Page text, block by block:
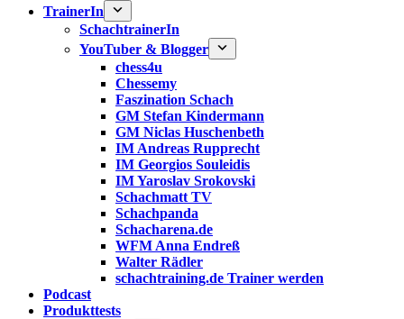
TrainerIn
SchachtrainerIn
YouTuber & Blogger
chess4u
Chessemy
Faszination Schach
GM Stefan Kindermann
GM Niclas Huschenbeth
IM Andreas Rupprecht
IM Georgios Souleidis
IM Yaroslav Srokovski
Schachmatt TV
Schachpanda
Schacharena.de
WFM Anna Endreß
Walter Rädler
schachtraining.de Trainer werden
Podcast
Produkttests